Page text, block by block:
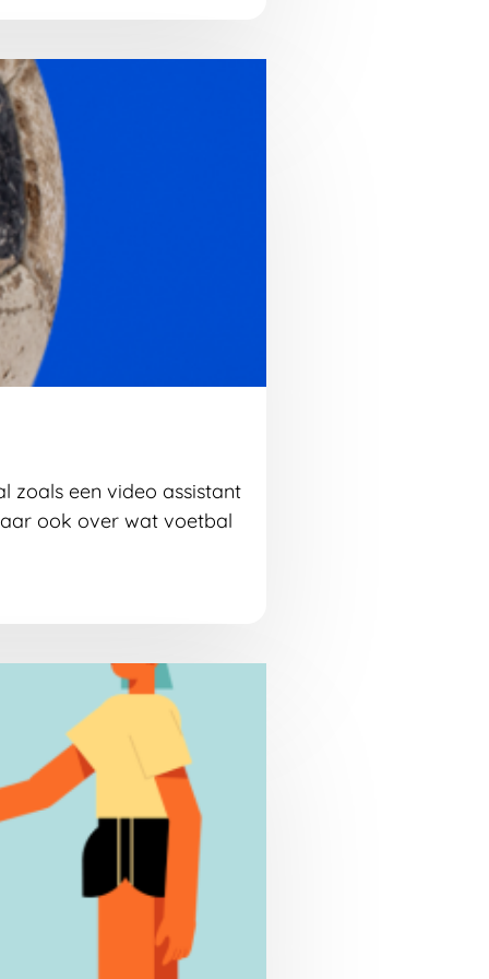
zoals een video assistant
ook over wat voetbal